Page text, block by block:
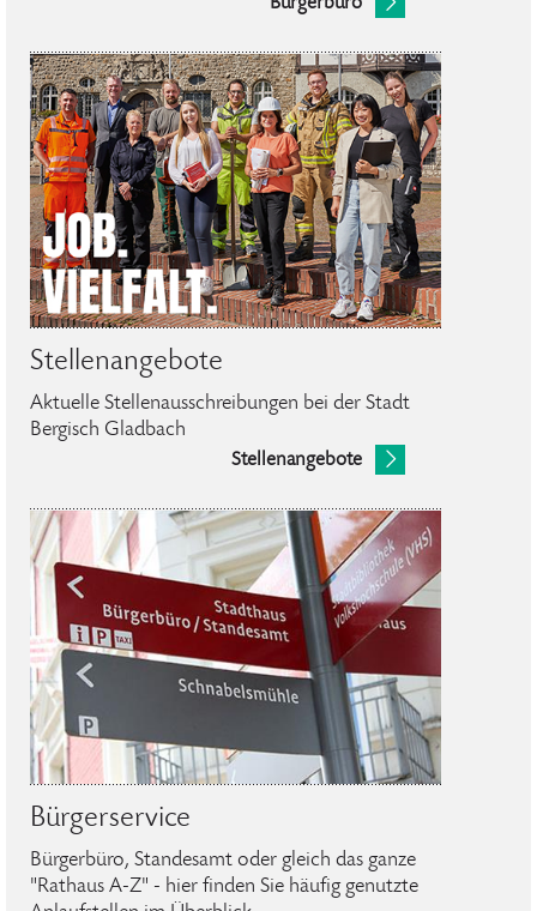
Stellenangebote
Aktuelle Stellenausschreibungen bei der Stadt
Bergisch Gladbach
Stellenangebote
Bürgerservice
Bürgerbüro, Standesamt oder gleich das ganze
"Rathaus A-Z" - hier finden Sie häufig genutzte